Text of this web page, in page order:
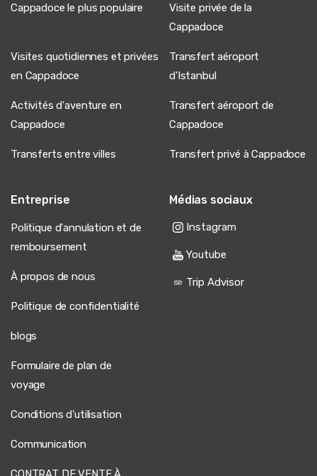
Cappadoce le plus populaire
Visite privée de la
Cappadoce
Visites quotidiennes et privées
en Cappadoce
Transfert aéroport
d'Istanbul
Activités d'aventure en
Cappadoce
Transfert aéroport de
Cappadoce
Transferts entre villes Transfert privé à Cappadoce
Entreprise
Politique d'annulation et de
remboursement
À propos de nous
Politique de confidentialité
blogs
Formulaire de plan de
voyage
Conditions d'utilisation
Communication
Médias sociaux
Instagram
Youtube
Trip Advisor